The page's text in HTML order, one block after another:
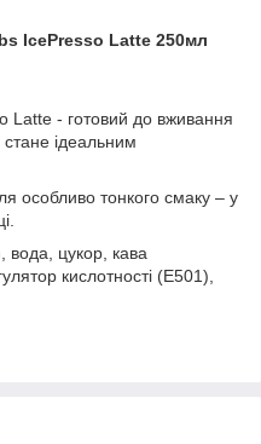
IcePresso Latte 250мл
Latte - готовий до вживання
стане ідеальним
особливо тонкого смаку – у
цукор, кава
кислотності (Е501),